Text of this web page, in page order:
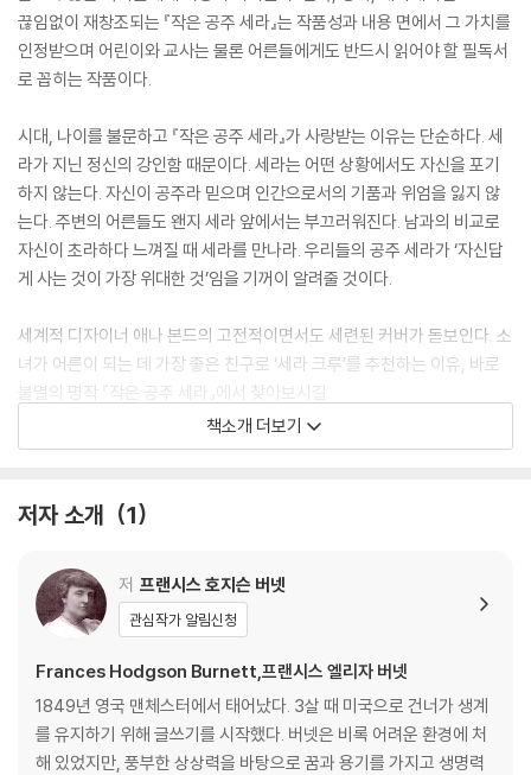
끊임없이 재창조되는 『작은 공주 세라』는 작품성과 내용 면에서 그 가치를
인정받으며 어린이와 교사는 물론 어른들에게도 반드시 읽어야 할 필독서
로 꼽히는 작품이다.
시대, 나이를 불문하고 『작은 공주 세라』가 사랑받는 이유는 단순하다. 세
라가 지닌 정신의 강인함 때문이다. 세라는 어떤 상황에서도 자신을 포기
하지 않는다. 자신이 공주라 믿으며 인간으로서의 기품과 위엄을 잃지 않
는다. 주변의 어른들도 왠지 세라 앞에서는 부끄러워진다. 남과의 비교로
자신이 초라하다 느껴질 때 세라를 만나라. 우리들의 공주 세라가 ‘자신답
게 사는 것이 가장 위대한 것’임을 기꺼이 알려줄 것이다.
세계적 디자이너 애나 본드의 고전적이면서도 세련된 커버가 돋보인다. 소
녀가 어른이 되는 데 가장 좋은 친구로 ‘세라 크루’를 추천하는 이유, 바로
불멸의 명작 『작은 공주 세라』에서 찾아보시길.
Puffin in Bloom
A new line of classics with gorgeously illustrated covers by re
Alone in a new country, wealthy Sara Crewe tries to settle in a
she'll never see her beloved father gain, her life is turned upsi
de down. Transformed from princess to pauper, she must sw
ap dancing lessons and luxury for hard work and a room in the
attic. Will she find that kindness and genorosity are all the rich
책소개 더보기
저자 소개 1
저 프랜시스 호지슨 버넷
관심작가 알림신청
Frances Hodgson Burnett,프랜시스 엘리자 버넷
1849년 영국 맨체스터에서 태어났다. 3살 때 미국으로 건너가 생계
를 유지하기 위해 글쓰기를 시작했다. 버넷은 비록 어려운 환경에 처
해 있었지만, 풍부한 상상력을 바탕으로 꿈과 용기를 가지고 생명력